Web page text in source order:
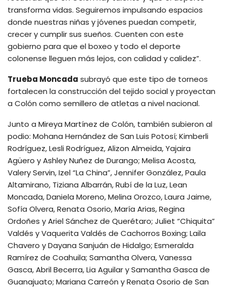
transforma vidas. Seguiremos impulsando espacios
donde nuestras niñas y jóvenes puedan competir,
crecer y cumplir sus sueños. Cuenten con este
gobierno para que el boxeo y todo el deporte
colonense lleguen más lejos, con calidad y calidez”.
Trueba Moncada subrayó que este tipo de torneos
fortalecen la construcción del tejido social y proyectan
a Colón como semillero de atletas a nivel nacional.
Junto a Mireya Martínez de Colón, también subieron al
podio: Mohana Hernández de San Luis Potosí; Kimberli
Rodríguez, Lesli Rodríguez, Alizon Almeida, Yajaira
Agüero y Ashley Nuñez de Durango; Melisa Acosta,
Valery Servin, Izel “La China”, Jennifer González, Paula
Altamirano, Tiziana Albarrán, Rubí de la Luz, Lean
Moncada, Daniela Moreno, Melina Orozco, Laura Jaime,
Sofía Olvera, Renata Osorio, María Arias, Regina
Ordoñes y Ariel Sánchez de Querétaro; Juliet “Chiquita”
Valdés y Vaquerita Valdés de Cachorros Boxing; Laila
Chavero y Dayana Sanjuán de Hidalgo; Esmeralda
Ramírez de Coahuila; Samantha Olvera, Vanessa
Gasca, Abril Becerra, Lia Aguilar y Samantha Gasca de
Guanajuato; Mariana Carreón y Renata Osorio de San